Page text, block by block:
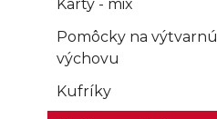
Karty - mix
Pomôcky na výtvarnú
výchovu
Kufríky